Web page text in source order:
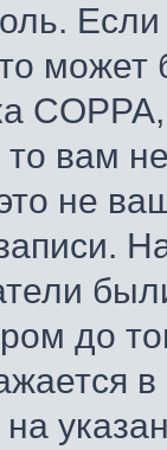
может
вам
не
до